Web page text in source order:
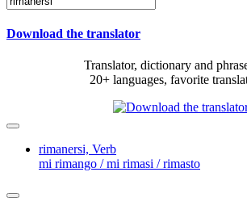
Download the translator
Translator, dictionary and
20+ languages, favorite
rimanersi, Verb
mi rimango / mi rimasi / rimasto